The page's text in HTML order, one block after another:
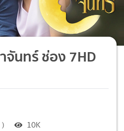
จันทร์ ช่อง 7HD
10K